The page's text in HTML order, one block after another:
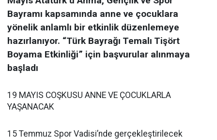
Bayramı kapsamında anne ve çocuklara
yönelik anlamlı bir etkinlik düzenlemeye
hazırlanıyor. “Türk Bayrağı Temalı Tişört
Boyama Etkinliği” için başvurular alınmaya
başladı
19 MAYIS COŞKUSU ANNE VE ÇOCUKLARLA
YAŞANACAK
15 Temmuz Spor Vadisi’nde gerçekleştirilecek